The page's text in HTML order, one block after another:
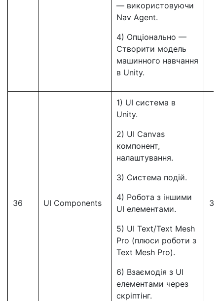
— використовуючи
Nav Agent.
4) Опціонально —
Створити модель
машинного навчання
в Unity.
36 UI Components
1) UI система в
Unity.
2) UI Canvas
компонент,
налаштування.
3) Система подій.
4) Робота з іншими
UI елементами.
5) UI Text/Text Mesh
Pro (плюси роботи з
Text Mesh Pro).
6) Взаємодія з UI
елементами через
скріптінг.
36